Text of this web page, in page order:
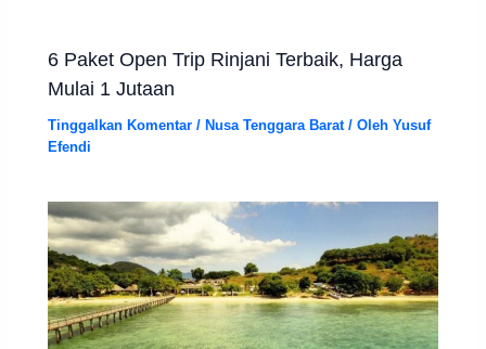
6 Paket Open Trip Rinjani Terbaik, Harga
Mulai 1 Jutaan
Tinggalkan Komentar / Nusa Tenggara Barat/ OlehYusuf
Efendi